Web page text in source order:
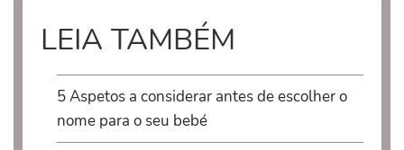
LEIA TAMBÉM
5 Aspetos a considerar antes de escolher o
nome para o seu bebé